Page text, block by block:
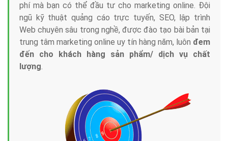
phí mà bạn có thể đầu tư cho marketing online. Đội
ngũ kỹ thuật quảng cáo trực tuyến, SEO, lập trình
Web chuyên sâu trong nghề, được đào tạo bài bản tại
trung tâm marketing online uy tín hàng năm, luôn đem
đến cho khách hàng sản phẩm/ dịch vụ chất
lượng.